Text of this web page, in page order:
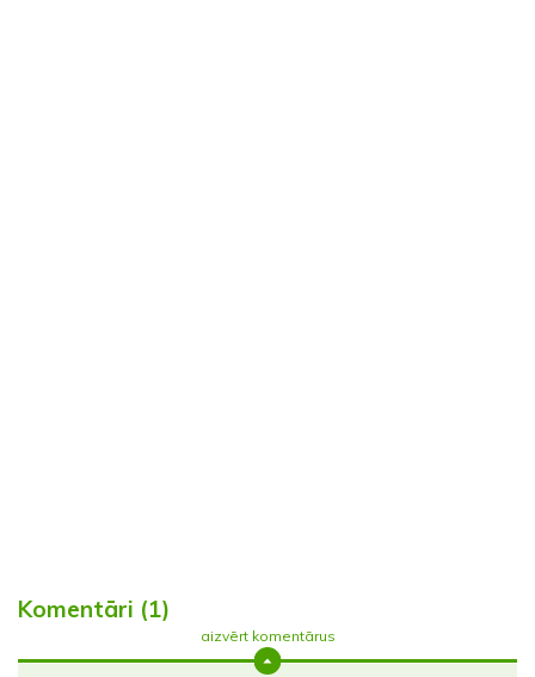
Komentāri (1)
aizvērt komentārus